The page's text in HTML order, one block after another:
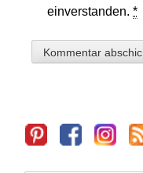
einverstanden.*
Sidebar